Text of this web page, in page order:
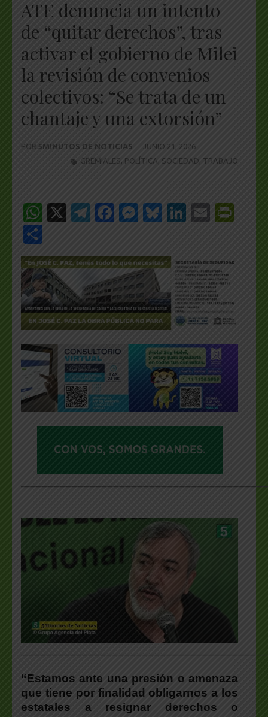
ATE denuncia un intento
de “quitar derechos”, tras
activar el gobierno de Milei
la revisión de convenios
colectivos: “Se trata de un
chantaje y una extorsión”
POR 5MINUTOS DE NOTICIAS
JUNIO 21, 2026
GREMIALES , POLÍTICA, SOCIEDAD, TRABAJO
WhatsApp
X Telegram
Facebook
Messenger
Bluesky
LinkedIn
Email
“Estamos ante una presión o amenaza
que tiene por finalidad obligarnos a los
estatales a resignar derechos o